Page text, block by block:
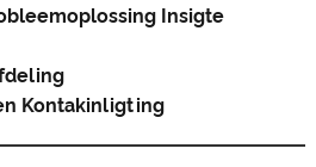
Insigte
Kontakinligting